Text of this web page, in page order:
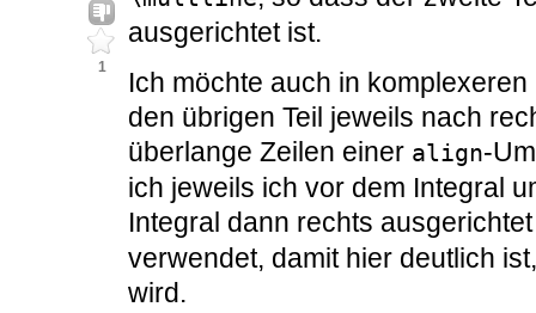
1
ausgerichtet ist.
Ich möchte auch in
den übrigen Teil jeweils nach
überlange Zeilen einer align-
ich jeweils ich vor dem Integral
Integral dann rechts
verwendet, damit hier deutlich
wird.